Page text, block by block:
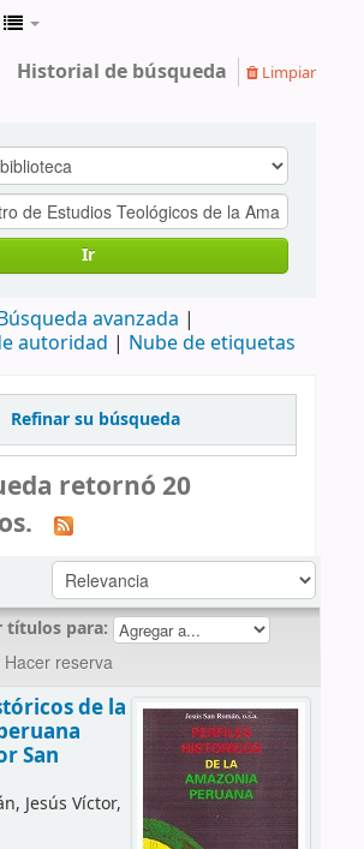
Historial de búsqueda Limpiar
Ir
avanzada
autoridad
Nube de etiquetas
Refinar su búsqueda
retornó 20
títulos para:
Hacer reserva
de la
San
Jesús Víctor,